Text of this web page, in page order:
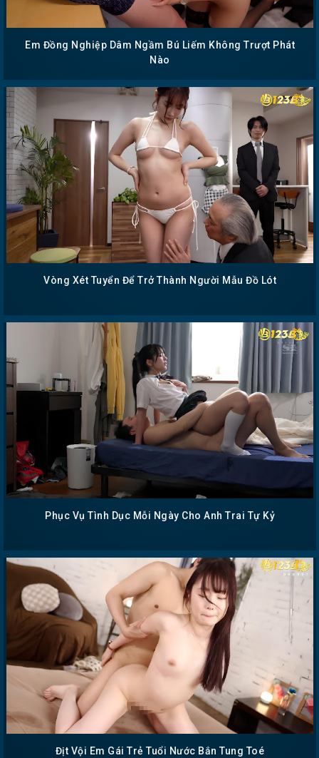
Em Đồng Nghiệp Dâm Ngầm Bú Liếm Không Trượt Phát
Nào
Vòng Xét Tuyển Để Trở Thành Người Mẫu Đồ Lót
Phục Vụ Tình Dục Mỗi Ngày Cho Anh Trai Tự Kỷ
Địt Vội Em Gái Trẻ Tuổi Nước Bắn Tung Toé